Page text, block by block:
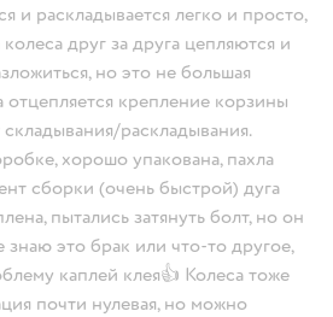
и раскладывается легко и просто,
друг за друга цепляются и
но это не большая
крепление корзины
раскладывания.
хорошо упакована, пахла
сборки (очень быстрой) дуга
пытались затянуть болт, но он
знаю это брак или что-то другое,
каплей клея👍 Колеса тоже
почти нулевая, но можно